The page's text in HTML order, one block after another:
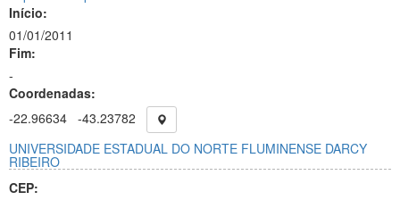
Início:
01/01/2011
Fim:
-
Coordenadas:
-22.96634 -43.23782
UNIVERSIDADE ESTADUAL DO NORTE FLUMINENSE DARCY
RIBEIRO
CEP: